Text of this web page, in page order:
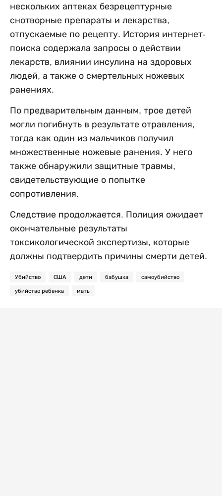
нескольких аптеках безрецептурные
снотворные препараты и лекарства,
отпускаемые по рецепту. История интернет-
поиска содержала запросы о действии
лекарств, влиянии инсулина на здоровых
людей, а также о смертельных ножевых
ранениях.
По предварительным данным, трое детей
могли погибнуть в результате отравления,
тогда как один из мальчиков получил
множественные ножевые ранения. У него
также обнаружили защитные травмы,
свидетельствующие о попытке
сопротивления.
Следствие продолжается. Полиция ожидает
окончательные результаты
токсикологической экспертизы, которые
должны подтвердить причины смерти детей.
Убийство США дети бабушка самоубийство
убийство ребенка мать